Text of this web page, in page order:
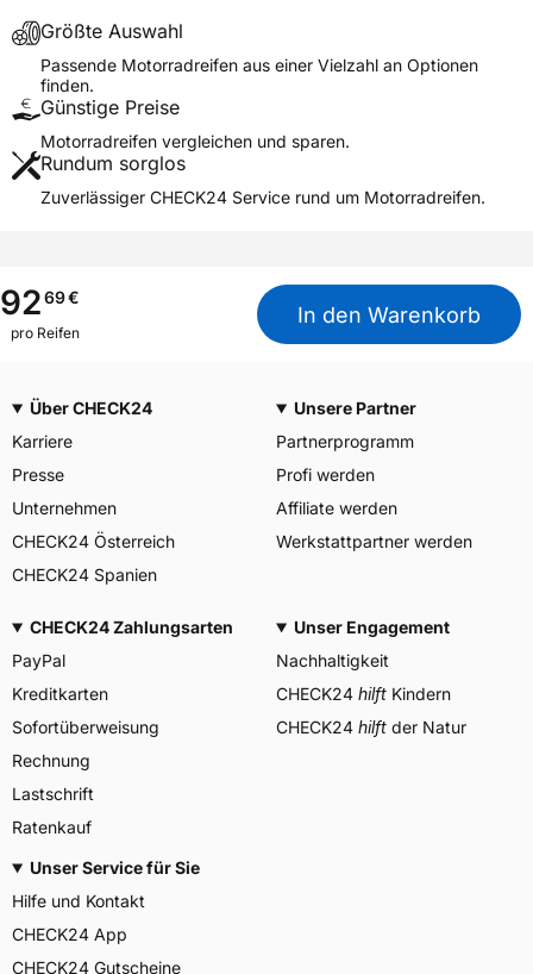
Verwendung
Modellname
MAXXVENTURE MA-MT
Reifenposition
Motorradtyp
Adventure
Weitere Eigenschaften
M+S
Ja
Motorrad Kennzeichnung
M/C
Allgemeine Produktsicherheit (GPSR)
Herstellerkontakt
Maxxis Tech Center Europe
B.V., Neutronenlaan 7
5405NG Uden Noord
Brabant Niederlande,
Größte Auswahl
Passende Motorradreifen aus einer Vielzahl an Optionen
finden.
Günstige Preise
Motorradreifen vergleichen und sparen.
Rundum sorglos
Zuverlässiger CHECK24 Service rund um Motorradreifen.
9269€
pro Reifen
In den Warenkorb
Über CHECK24
Karriere
Presse
Unternehmen
CHECK24 Österreich
CHECK24 Spanien
Unsere Partner
Partnerprogramm
Profi werden
Affiliate werden
Werkstattpartner werden
CHECK24 Zahlungsarten
PayPal
Kreditkarten
Sofortüberweisung
Rechnung
Lastschrift
Ratenkauf
Unser Engagement
Nachhaltigkeit
CHECK24 hilft Kindern
CHECK24 hilft der Natur
Unser Service für Sie
Hilfe und Kontakt
CHECK24 App
CHECK24 Gutscheine